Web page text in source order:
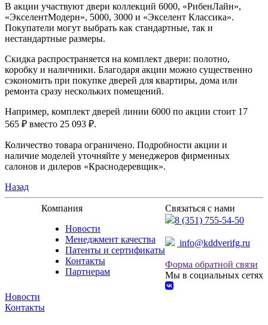
В акции участвуют двери коллекций 6000, «РибенЛайн»,
«ЭкселентМодерн», 5000, 3000 и «Экселент Классика».
Покупатели могут выбрать как стандартные, так и
нестандартные размеры.
Скидка распространяется на комплект двери: полотно,
коробку и наличники. Благодаря акции можно существенно
сэкономить при покупке дверей для квартиры, дома или
ремонта сразу нескольких помещений.
Например, комплект дверей линии 6000 по акции стоит 17
565 ₽ вместо 25 093 ₽.
Количество товара ограничено. Подробности акции и
наличие моделей уточняйте у менеджеров фирменных
салонов и дилеров «Краснодеревщик».
Назад
Компания
Новости
Менеджмент качества
Патенты и сертификаты
Контакты
Партнерам
Связаться с нами
8 (351) 755-54-50
info@kddverifg.ru
Форма обратной связи
Мы в социальных сетях
Новости
Контакты